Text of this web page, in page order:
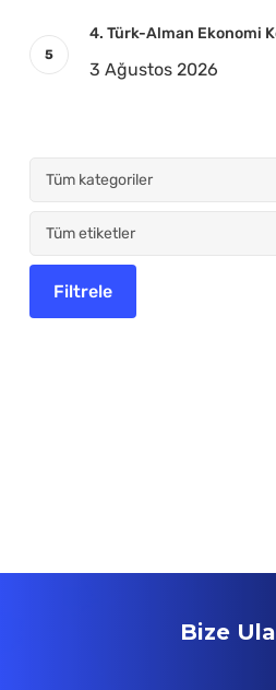
4. Türk-Alman Ekonomi
3 Ağustos 2026
Bize